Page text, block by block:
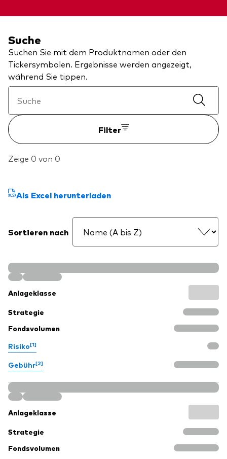
LifeStrategy
Suche
Suchen Sie mit dem Produktnamen oder den
Tickersymbolen. Ergebnisse werden angezeigt,
während Sie tippen.
Filter
Zeige 0 von 0
Als Excel herunterladen
Sortieren nach
Anlageklasse
Strategie
Fondsvolumen
Risiko[1]
Gebühr[2]
Anlageklasse
Strategie
Fondsvolumen